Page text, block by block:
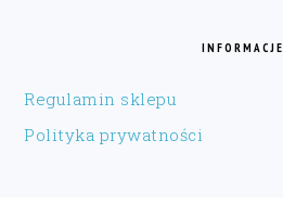
INFORMACJE
Regulamin sklepu
Polityka prywatności